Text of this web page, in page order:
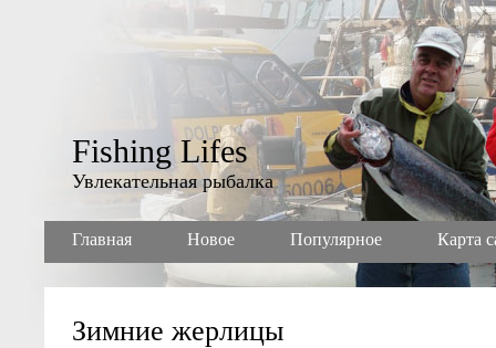
Fishing Lifes
Увлекательная рыбалка
Главная Новое Популярное Карта
Зимние жерлицы